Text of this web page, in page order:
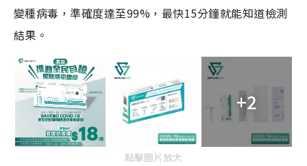
變種病毒，準確度達至99%，最快15分鐘就能知道檢測
結果。
+2
點擊圖片放大